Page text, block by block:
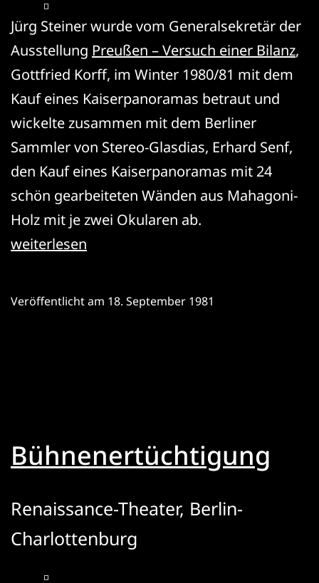
Jürg Steiner wurde vom Generalsekretär der
Ausstellung Preußen – Versuch einer Bilanz,
Gottfried Korff, im Winter 1980/81 mit dem
Kauf eines Kaiserpanoramas betraut und
wickelte zusammen mit dem Berliner
Sammler von Stereo-Glasdias, Erhard Senf,
den Kauf eines Kaiserpanoramas mit 24
schön gearbeiteten Wänden aus Mahagoni-
Holz mit je zwei Okularen ab.
Kaiserpanorama
weiterlesen
Veröffentlicht am 18. September 1981
Bühnenertüchtigung
Renaissance-Theater, Berlin-
Charlottenburg